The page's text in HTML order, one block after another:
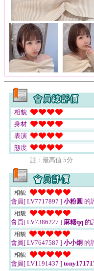
相貌
身材
表演
態度
註﹕最高值 5分
相貌
會員[ LV7717897 ] 小粉圓 的
相貌
會員[ LV7386227 ] 麻糬qq 的
相貌
會員[ LV7647587 ] 小小炯 的
相貌
會員[ LV1191437 ]